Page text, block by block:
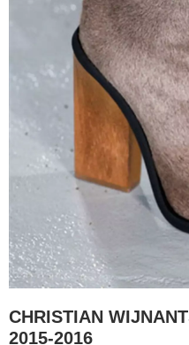
CHRISTIAN
2015-2016